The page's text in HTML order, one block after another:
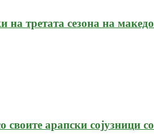
третата сезона на
арапски сојузници